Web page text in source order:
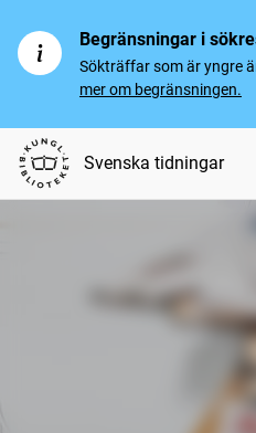
Begränsningar i
Sökträffar som är yngre
mer om begränsningen.
Svenska tidningar